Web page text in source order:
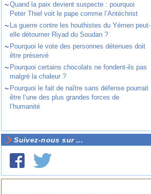
~Quand la paix devient suspecte : pourquoi
Peter Thiel voit le pape comme l’Antéchrist
~ La guerre contre les houthistes du Yémen peut-
elle détourner Riyad du Soudan ?
~ Pourquoi le vote des personnes détenues doit
être préservé
~ Pourquoi certains chocolats ne fondent-ils pas
malgré la chaleur ?
~ Pourquoi le fait de naître sans défense pourrait
être l’une des plus grandes forces de
l’humanité
Suivez-nous sur ...